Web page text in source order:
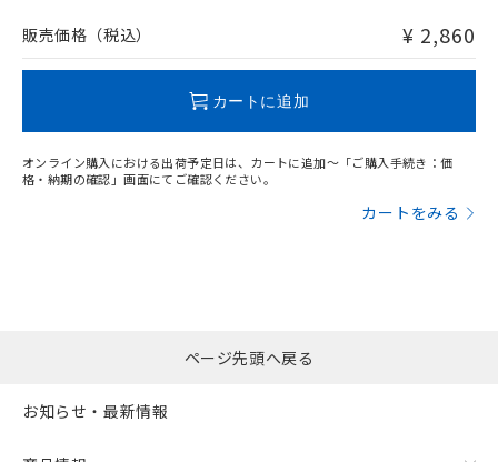
問い合わせください。
販売価格（税込） ¥ 2,860
カートに追加
オンライン購入における出荷予定日は、カートに追加～「ご購入手続き：価
格・納期の確認」画面にてご確認ください。
カートをみる
ページ先頭へ戻る
お知らせ・最新情報